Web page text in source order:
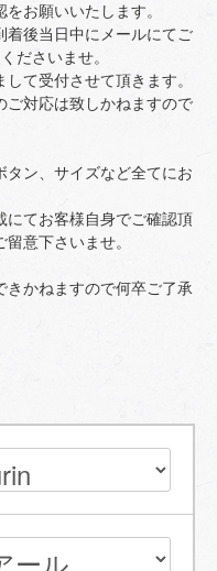
お願いいたします。
着後当日中にメールにてご
ださいませ。
て受付させて頂きます。
ご対応は致しかねますので
タン、サイズなど全てにお
にてお客様自身でご確認頂
意下さいませ。
きかねますので何卒ご了承